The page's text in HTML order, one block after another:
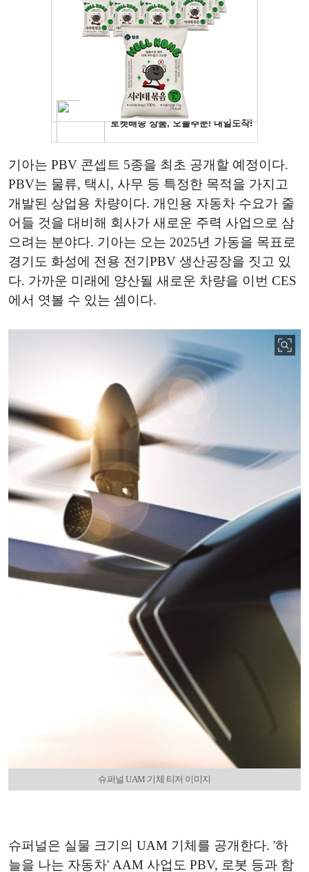
기아는 PBV 콘셉트 5종을 최초 공개할 예정이다.
PBV는 물류, 택시, 사무 등 특정한 목적을 가지고
개발된 상업용 차량이다. 개인용 자동차 수요가 줄
어들 것을 대비해 회사가 새로운 주력 사업으로 삼
으려는 분야다. 기아는 오는 2025년 가동을 목표로
경기도 화성에 전용 전기PBV 생산공장을 짓고 있
다. 가까운 미래에 양산될 새로운 차량을 이번 CES
에서 엿볼 수 있는 셈이다.
슈퍼널 UAM 기체 티저 이미지
슈퍼널은 실물 크기의 UAM 기체를 공개한다. '하
늘을 나는 자동차' AAM 사업도 PBV, 로봇 등과 함